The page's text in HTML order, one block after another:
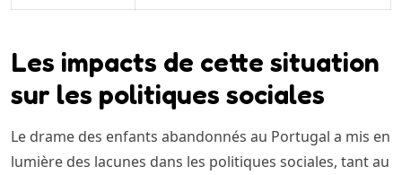
Les impacts de cette situation
sur les politiques sociales
Le drame des enfants abandonnés au Portugal a mis en
lumière des lacunes dans les politiques sociales, tant au